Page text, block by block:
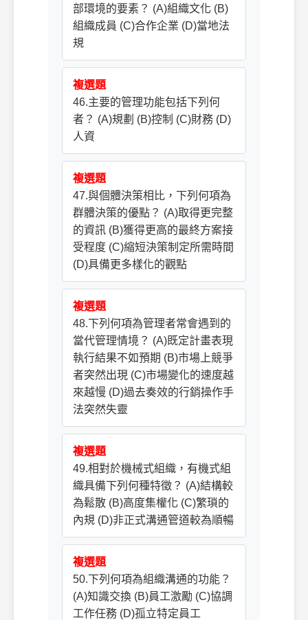
部環境的要素？ (A)組織文化 (B)
組織成員 (C)合作企業 (D)當地法
規
複選題
46.主要的管理功能包括下列何
者？ (A)規劃 (B)控制 (C)財務 (D)
人資
複選題
47.與個體決策相比，下列何項為
群體決策的優點？ (A)取得更完整
的資訊 (B)獲得更高的最終方案接
受程度 (C)縮短決策制定所需時間
(D)具備更多樣化的觀點
複選題
48.下列何項為管理者常會遇到的
當代管理情境？ (A)既定計畫表現
執行結果不如預期 (B)市場上競爭
者突然出現 (C)市場變化的速度越
來越慢 (D)過去奏效的行銷操作手
法突然失靈
複選題
49.相對於機械式組織，有機式組
織具備下列何種特徵？ (A)結構較
為鬆散 (B)高度集權化 (C)繁瑣的
內規 (D)非正式溝通管道較為順暢
複選題
50.下列何項為組織溝通的功能？
(A)知識交換 (B)員工激勵 (C)協調
工作任務 (D)孤立特定員工